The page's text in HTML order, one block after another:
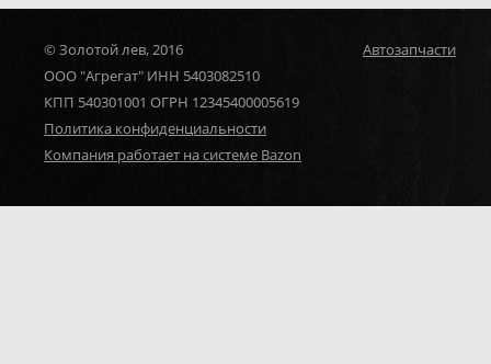
© Золотой лев, 2016
ООО "Агрегат" ИНН 5403082510
КПП 540301001 ОГРН 12345400005619
Политика конфиденциальности
Компания работает на системе Bazon
Автозапчасти